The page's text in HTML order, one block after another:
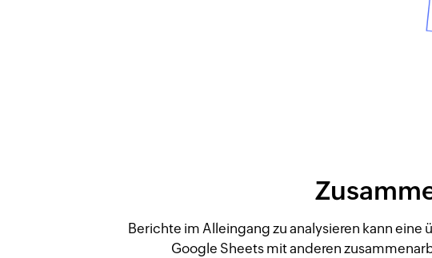
Berichte im Alleingang zu analysieren kann
Google Sheets mit anderen